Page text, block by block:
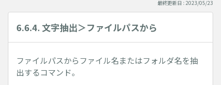
最終更新日 : 2023/05/23
6.6.4. 文字抽出＞ファイルパスから
ファイルパスからファイル名またはフォルダ名を抽
出するコマンド。